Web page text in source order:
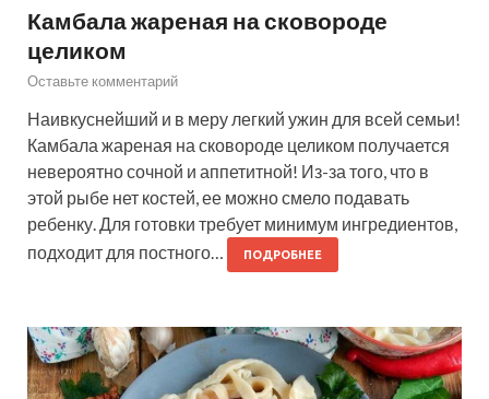
Камбала жареная на сковороде
целиком
Оставьте комментарий
Наивкуснейший и в меру легкий ужин для всей семьи!
Камбала жареная на сковороде целиком получается
невероятно сочной и аппетитной! Из-за того, что в
этой рыбе нет костей, ее можно смело подавать
ребенку. Для готовки требует минимум ингредиентов,
подходит для постного…
ПОДРОБНЕЕ